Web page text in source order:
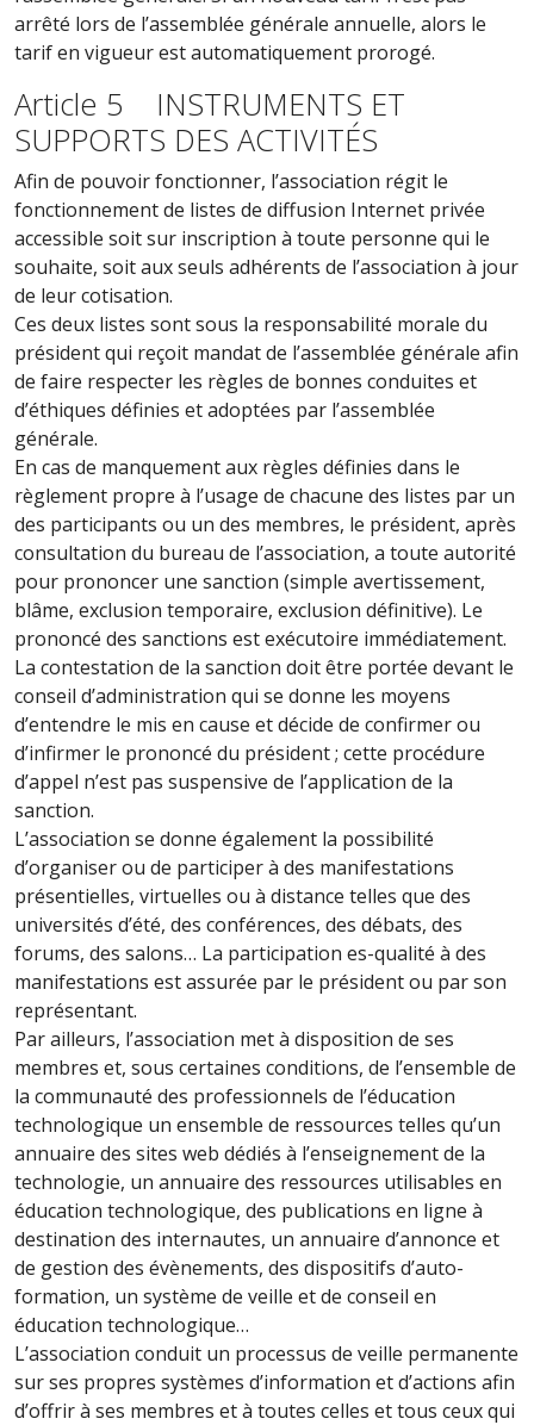
arrêté lors de l’assemblée générale annuelle, alors le
tarif en vigueur est automatiquement prorogé.
Article 5 INSTRUMENTS ET
SUPPORTS DES ACTIVITÉS
Afin de pouvoir fonctionner, l’association régit le
fonctionnement de listes de diffusion Internet privée
accessible soit sur inscription à toute personne qui le
souhaite, soit aux seuls adhérents de l’association à jour
de leur cotisation.
Ces deux listes sont sous la responsabilité morale du
président qui reçoit mandat de l’assemblée générale afin
de faire respecter les règles de bonnes conduites et
d’éthiques définies et adoptées par l’assemblée
générale.
En cas de manquement aux règles définies dans le
règlement propre à l’usage de chacune des listes par un
des participants ou un des membres, le président, après
consultation du bureau de l’association, a toute autorité
pour prononcer une sanction (simple avertissement,
blâme, exclusion temporaire, exclusion définitive). Le
prononcé des sanctions est exécutoire immédiatement.
La contestation de la sanction doit être portée devant le
conseil d’administration qui se donne les moyens
d’entendre le mis en cause et décide de confirmer ou
d’infirmer le prononcé du président ; cette procédure
d’appel n’est pas suspensive de l’application de la
sanction.
L’association se donne également la possibilité
d’organiser ou de participer à des manifestations
présentielles, virtuelles ou à distance telles que des
universités d’été, des conférences, des débats, des
forums, des salons… La participation es-qualité à des
manifestations est assurée par le président ou par son
représentant.
Par ailleurs, l’association met à disposition de ses
membres et, sous certaines conditions, de l’ensemble de
la communauté des professionnels de l’éducation
technologique un ensemble de ressources telles qu’un
annuaire des sites web dédiés à l’enseignement de la
technologie, un annuaire des ressources utilisables en
éducation technologique, des publications en ligne à
destination des internautes, un annuaire d’annonce et
de gestion des évènements, des dispositifs d’auto-
formation, un système de veille et de conseil en
éducation technologique…
L’association conduit un processus de veille permanente
sur ses propres systèmes d’information et d’actions afin
d’offrir à ses membres et à toutes celles et tous ceux qui